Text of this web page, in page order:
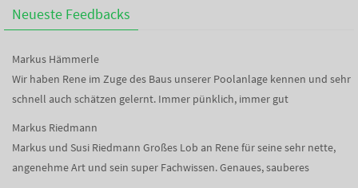
Neueste Feedbacks
Markus Hämmerle
Wir haben Rene im Zuge des Baus unserer Poolanlage kennen und sehr
schnell auch schätzen gelernt. Immer pünklich, immer gut
Markus Riedmann
Markus und Susi Riedmann Großes Lob an Rene für seine sehr nette,
angenehme Art und sein super Fachwissen. Genaues, sauberes